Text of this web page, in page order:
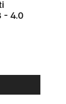
pneu, 20 x 3.3 - 4.0